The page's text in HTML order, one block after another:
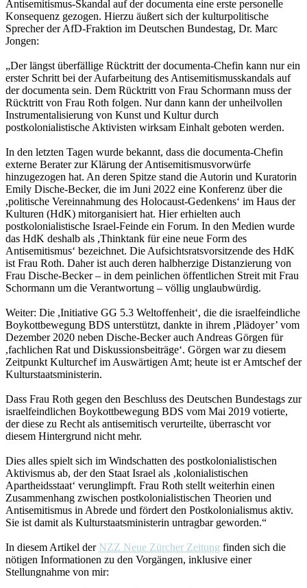
Antisemitismus-Skandal auf der documenta eine erste personelle
Konsequenz gezogen. Hierzu äußert sich der kulturpolitische
Sprecher der AfD-Fraktion im Deutschen Bundestag, Dr. Marc
Jongen:
„Der längst überfällige Rücktritt der documenta-Chefin kann nur ein
erster Schritt bei der Aufarbeitung des Antisemitismusskandals auf
der documenta sein. Dem Rücktritt von Frau Schormann muss der
Rücktritt von Frau Roth folgen. Nur dann kann der unheilvollen
Instrumentalisierung von Kunst und Kultur durch
postkolonialistische Aktivisten wirksam Einhalt geboten werden.
In den letzten Tagen wurde bekannt, dass die documenta-Chefin
externe Berater zur Klärung der Antisemitismusvorwürfe
hinzugezogen hat. An deren Spitze stand die Autorin und Kuratorin
Emily Dische-Becker, die im Juni 2022 eine Konferenz über die
,politische Vereinnahmung des Holocaust-Gedenkens‘ im Haus der
Kulturen (HdK) mitorganisiert hat. Hier erhielten auch
postkolonialistische Israel-Feinde ein Forum. In den Medien wurde
das HdK deshalb als ,Thinktank für eine neue Form des
Antisemitismus‘ bezeichnet. Die Aufsichtsratsvorsitzende des HdK
ist Frau Roth. Daher ist auch deren halbherzige Distanzierung von
Frau Dische-Becker – in dem peinlichen öffentlichen Streit mit Frau
Schormann um die Verantwortung – völlig unglaubwürdig.
Weiter: Die ,Initiative GG 5.3 Weltoffenheit‘, die die israelfeindliche
Boykottbewegung BDS unterstützt, dankte in ihrem ,Plädoyer’ vom
Dezember 2020 neben Dische-Becker auch Andreas Görgen für
,fachlichen Rat und Diskussionsbeiträge‘. Görgen war zu diesem
Zeitpunkt Kulturchef im Auswärtigen Amt; heute ist er Amtschef der
Kulturstaatsministerin.
Dass Frau Roth gegen den Beschluss des Deutschen Bundestags zur
israelfeindlichen Boykottbewegung BDS vom Mai 2019 votierte,
der diese zu Recht als antisemitisch verurteilte, überrascht vor
diesem Hintergrund nicht mehr.
Dies alles spielt sich im Windschatten des postkolonialistischen
Aktivismus ab, der den Staat Israel als ‚kolonialistischen
Apartheidsstaat‘ verunglimpft. Frau Roth stellt weiterhin einen
Zusammenhang zwischen postkolonialistischen Theorien und
Antisemitismus in Abrede und fördert den Postkolonialismus aktiv.
Sie ist damit als Kulturstaatsministerin untragbar geworden.“
In diesem Artikel der NZZ Neue Zürcher Zeitung finden sich die
nötigen Informationen zu den Vorgängen, inklusive einer
Stellungnahme von mir: